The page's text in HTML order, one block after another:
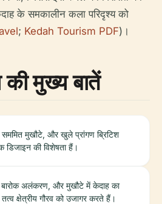
के समकालीन कला परिदृश्य को
; Kedah Tourism PDF)।
मुख्य बातें
मुखौटे, और खुले प्रांगण ब्रिटिश
डिजाइन की विशेषता हैं।
अलंकरण, और मुखौटे में केदाह का
क्षेत्रीय गौरव को उजागर करते हैं।